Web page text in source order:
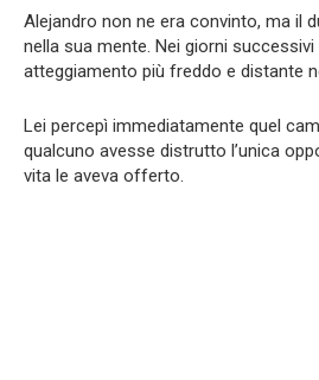
Alejandro non ne era convinto, ma il
nella sua mente. Nei giorni
atteggiamento più freddo e distante
Lei percepì immediatamente quel
qualcuno avesse distrutto l’unica
vita le aveva offerto.